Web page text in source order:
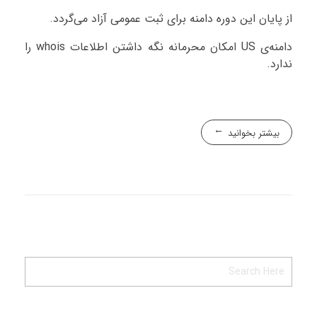
از پایان این دوره دامنه برای ثبت عمومی آزاد می‌گردد.
دامنه‌ی US امکان محرمانه نگه داشتن اطلاعات whois را
ندارد.
بیشتر بخوانید